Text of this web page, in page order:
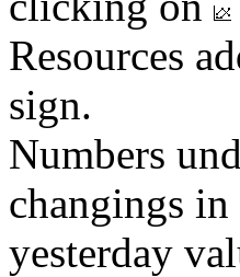
Resources
sign.
Numbers
changings
yesterday